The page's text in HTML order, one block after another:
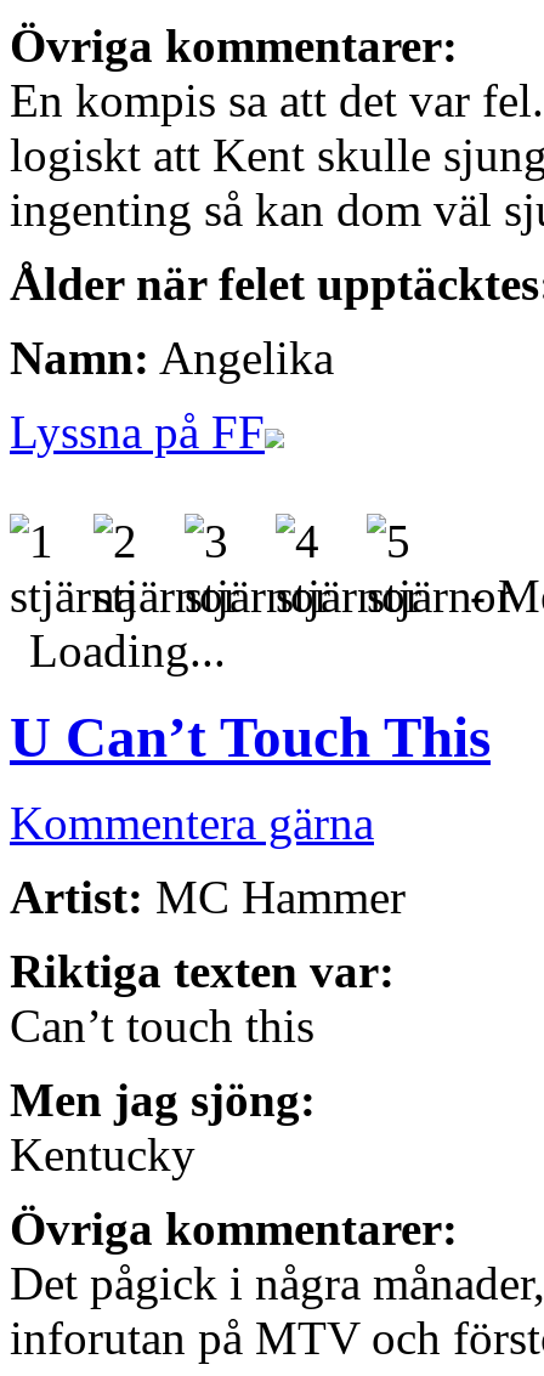
Övriga kommentarer:
En kompis sa att det var
logiskt att Kent skulle
ingenting så kan dom väl
Ålder när felet
Namn: Angelika
Lyssna på FF
-
Loading...
U Can’t Touch This
Kommentera gärna
Artist: MC Hammer
Riktiga texten var:
Can’t touch this
Men jag sjöng:
Kentucky
Övriga kommentarer:
Det pågick i några
inforutan på MTV och